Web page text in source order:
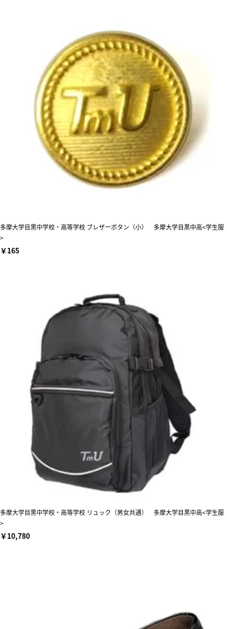
多摩大学目黒中学校・高等学校 ブレザーボタン（小） 多摩大学目黒中高<学生服
>
￥165
多摩大学目黒中学校・高等学校 リュック（男女共通） 多摩大学目黒中高<学生服
>
￥10,780